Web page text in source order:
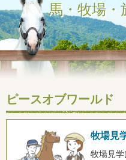
馬・牧場・
ピースオブワールド
牧場見
牧場見